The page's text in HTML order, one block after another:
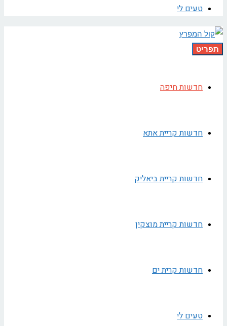
טעים לי
תפריט
חדשות חיפה
חדשות קריית אתא
חדשות קריית ביאליק
חדשות קריית מוצקין
חדשות קרית ים
טעים לי